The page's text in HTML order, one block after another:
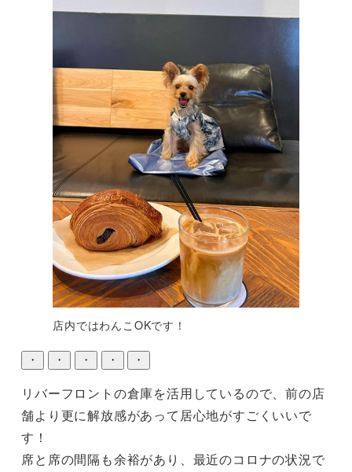
店内ではわんこOKです！
・ ・ ・ ・ ・
リバーフロントの倉庫を活用しているので、前の店
舗より更に解放感があって居心地がすごくいいで
す！
席と席の間隔も余裕があり、最近のコロナの状況で